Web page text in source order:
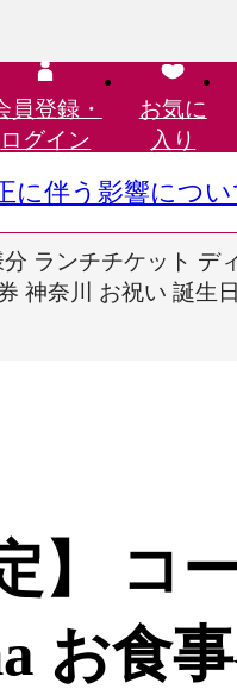
員登録・
ログイン
お気に
入り
に伴う影響につい
分 ランチチケット デ
神奈川 お祝い 誕生
】 コ
お食